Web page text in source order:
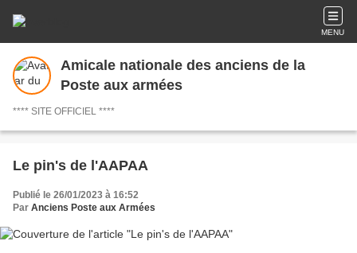
MENU
Amicale nationale des anciens de la
Poste aux armées
**** SITE OFFICIEL ****
Le pin's de l'AAPAA
Publié le 26/01/2023 à 16:52
Par Anciens Poste aux Armées